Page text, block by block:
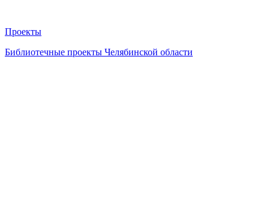
Проекты
Библиотечные проекты Челябинской области